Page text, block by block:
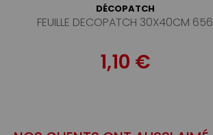
DÉCOPATCH
FEUILLE DECOPATCH 30X40CM 656
1,10 €